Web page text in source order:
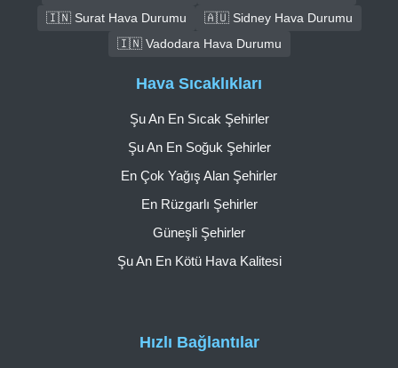
🇮🇳 Surat Hava Durumu
🇦🇺 Sidney Hava Durumu
🇮🇳 Vadodara Hava Durumu
Hızlı Bağlantılar
Hava Sıcaklıkları
Şu An En Sıcak Şehirler
Şu An En Soğuk Şehirler
En Çok Yağış Alan Şehirler
En Rüzgarlı Şehirler
Güneşli Şehirler
Şu An En Kötü Hava Kalitesi